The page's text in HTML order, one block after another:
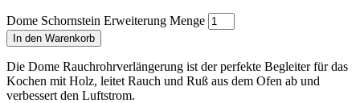
Dome Schornstein Erweiterung Menge
In den Warenkorb
Die Dome Rauchrohrverlängerung ist der perfekte Begleiter für das
Kochen mit Holz, leitet Rauch und Ruß aus dem Ofen ab und
verbessert den Luftstrom.